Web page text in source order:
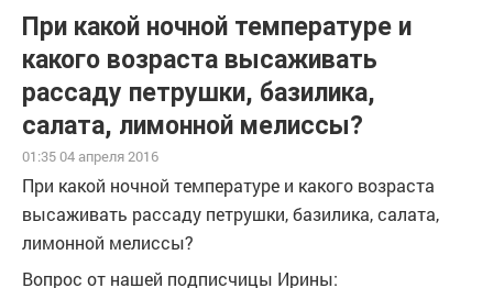
При какой ночной температуре и
какого возраста высаживать
рассаду петрушки, базилика,
салата, лимонной мелиссы?
01:35 04 апреля 2016
При какой ночной температуре и какого возраста
высаживать рассаду петрушки, базилика, салата,
лимонной мелиссы?
Вопрос от нашей подписчицы Ирины: